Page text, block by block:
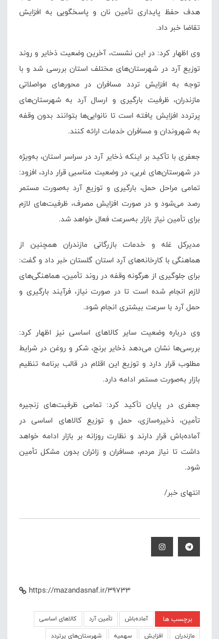
هدف حفظ پایداری تأمین نان و پاسخگویی به افزایش
تقاضا خبر داد.
وی اظهار کرد: در این نشست، آخرین وضعیت ذخایر و روند
توزیع آرد در شهرستان‌های مختلف استان بررسی شد و با
توجه به افزایش تردد مسافران در محورهای مواصلاتی
مازندران، ظرفیت بارگیری و ارسال آرد به شهرستان‌های
پرتردد افزایش یافته است تا نانوایی‌ها بتوانند بدون وقفه
به شهروندان و مسافران خدمات ارائه کنند.
جعفری با تأکید بر اینکه ذخایر آرد در سراسر استان، به‌ویژه
در شهرستان‌های غربی، در وضعیت مناسبی قرار دارد، افزود:
تمامی مراحل حمل، بارگیری و توزیع آرد به‌صورت مستمر
رصد می‌شود و در صورت افزایش مصرف، ظرفیت‌های لازم
برای تأمین نیاز بازار به‌سرعت فعال خواهد شد.
مدیرکل غله و خدمات بازرگانی مازندران همچنین از
هماهنگی با کارخانه‌های آرد استان گلستان خبر داد و گفت:
برای جلوگیری از هرگونه وقفه در روند تأمین، هماهنگی‌های
لازم انجام شده است تا در صورت نیاز، فرآیند بارگیری و
حمل آرد با سرعت بیشتری انجام شود.
وی درباره وضعیت سایر کالاهای اساسی نیز اظهار کرد:
بررسی‌ها نشان می‌دهد ذخایر برنج، شکر و روغن در شرایط
مطلوب قرار دارد و توزیع این اقلام در قالب برنامه تنظیم
بازار به‌صورت مستمر ادامه دارد.
جعفری در پایان تأکید کرد: تمامی ظرفیت‌های زنجیره
تأمین، ذخیره‌سازی، حمل و توزیع کالاهای اساسی در
آماده‌باش قرار دارند و نظارت روزانه بر بازار ادامه خواهد
داشت تا نیاز مردم، مسافران و زائران بدون مشکل تأمین
شود.
انتهای خبر/
https://mazandasnaf.ir/39733
برچسب ها آماده‌باش تأمین آرد
کالاهای اساسی
مازندران
افزایش سهمیه شهرستان‌های پرتردد